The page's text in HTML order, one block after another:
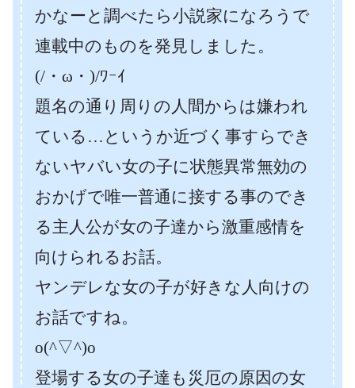
かなーと調べたら小説家になろうで
連載中のものを発見しました。
(/・ω・)/ﾜｰｲ
題名の通り周りの人間からは嫌われ
ている…というか近づく事すらでき
ないヤバい女の子に状態異常無効の
おかげで唯一普通に接する事のでき
る主人公が女の子達から激重感情を
向けられるお話。
ヤンデレな女の子が好きな人向けの
お話ですね。
o(^▽^)o
登場する女の子達も災厄の原因の女